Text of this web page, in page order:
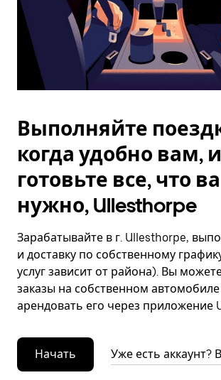
Выполняйте
когда удобно вам, и
готовьте все, что
нужно, Ullesthorpe
Зарабатывайте в г. Ullesthorpe,
и доставку по собственному
услуг зависит от района). Вы
заказы на собственном
арендовать его через приложение
Начать Уже есть аккаунт?